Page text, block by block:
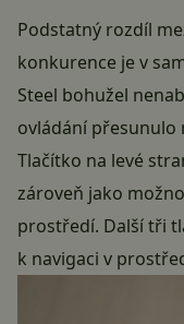
Podstatný rozdíl
konkurence je v
Steel bohužel
ovládání přesunulo
Tlačítko na levé
zároveň jako
prostředí. Další tři
k navigaci v